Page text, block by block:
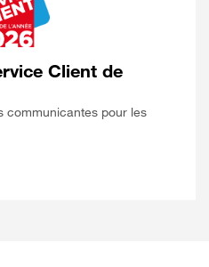
Client de
communicantes pour les